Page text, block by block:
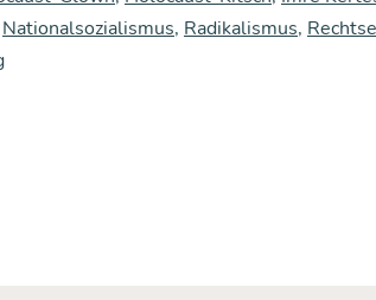
Nationalsozialismus, Radikalismus,